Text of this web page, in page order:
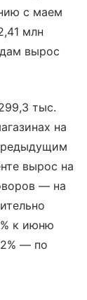
с маем
млн
вырос
тыс.
на
вырос на
— на
к июню
— по